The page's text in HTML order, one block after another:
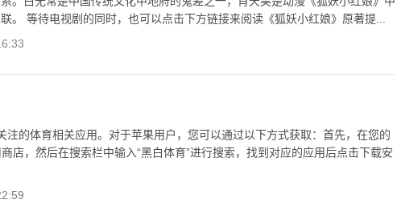
。 等待电视剧的同时，也可以点击下方链接来阅读《狐妖小红娘》原著提...
注的体育相关应用。对于苹果用户，您可以通过以下方式获取：首先，在您的
店，然后在搜索栏中输入“黑白体育”进行搜索，找到对应的应用后点击下载安